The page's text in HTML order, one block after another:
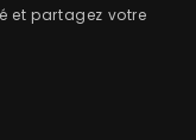
et partagez votre